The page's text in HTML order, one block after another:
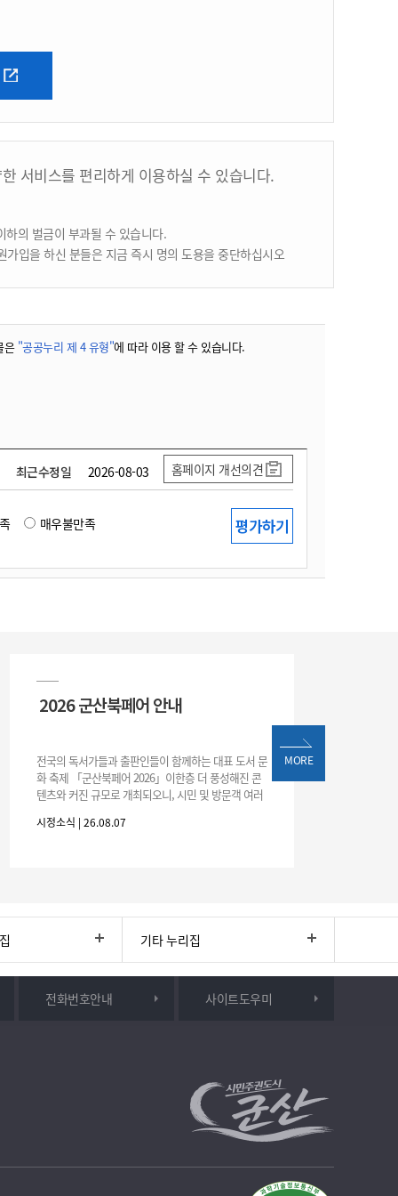
서비스를 편리하게 이용하실 수 있습니다.
의 벌금이 부과될 수 있습니다.
입을 하신 분들은 지금 즉시 명의 도용을 중단하십시오
은 "공공누리 제 4 유형"에 따라 이용 할 수 있습니다.
최근수정일 2026-08-03 홈페이지 개선의견
매우불만족
2026 군산북페어 안내
전국의 독서가들과 출판인들이 함께하는 대표 도서 문
화 축제 「군산북페어 2026」이한층 더 풍성해진 콘
텐츠와 커진 규모로 개최되오니, 시민 및 방문객 여러
간: 2026. 8. 28.
시정소식 | 26.08.07
MORE
기타 누리집
전화번호안내 사이트도우미